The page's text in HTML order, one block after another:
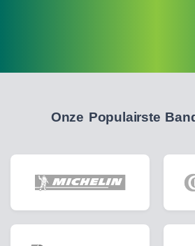
Onze Populairste